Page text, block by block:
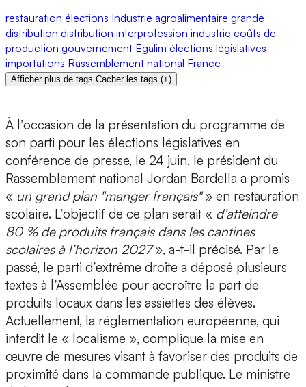
restauration élections Industrie agroalimentaire grande
distribution distribution interprofession industrie coûts de
production gouvernement Egalim élections législatives
importations Rassemblement national France
Afficher plus de tags Cacher les tags (+)
À l’occasion de la présentation du programme de
son parti pour les élections législatives en
conférence de presse, le 24 juin, le président du
Rassemblement national Jordan Bardella a promis
« un grand plan "manger français"» en restauration
scolaire. L’objectif de ce plan serait « d’atteindre
80 % de produits français dans les cantines
scolaires à l’horizon 2027», a-t-il précisé. Par le
passé, le parti d’extrême droite a déposé plusieurs
textes à l’Assemblée pour accroître la part de
produits locaux dans les assiettes des élèves.
Actuellement, la réglementation européenne, qui
interdit le « localisme », complique la mise en
œuvre de mesures visant à favoriser des produits de
proximité dans la commande publique. Le ministre